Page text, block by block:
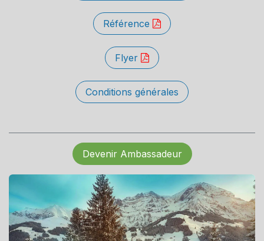
Référence
Flyer
Conditions générales
Devenir Ambassadeur